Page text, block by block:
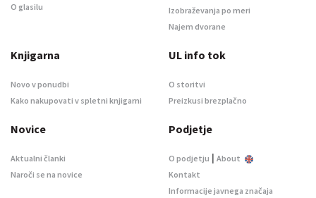
O glasilu
Izobraževanja po meri
Najem dvorane
Knjigarna
Novo v ponudbi
Kako nakupovati v spletni knjigarni
UL info tok
O storitvi
Preizkusi brezplačno
Novice
Aktualni članki
Naroči se na novice
Podjetje
O podjetju | About
Kontakt
Informacije javnega značaja